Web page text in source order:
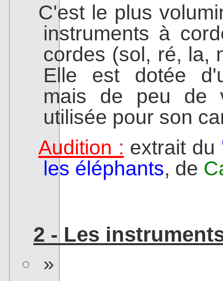
C'est le plus
instruments à
cordes (sol, ré, la,
Elle est dotée
mais de peu de
utilisée pour son
Audition : extrait du
les éléphants, de
2 - Les